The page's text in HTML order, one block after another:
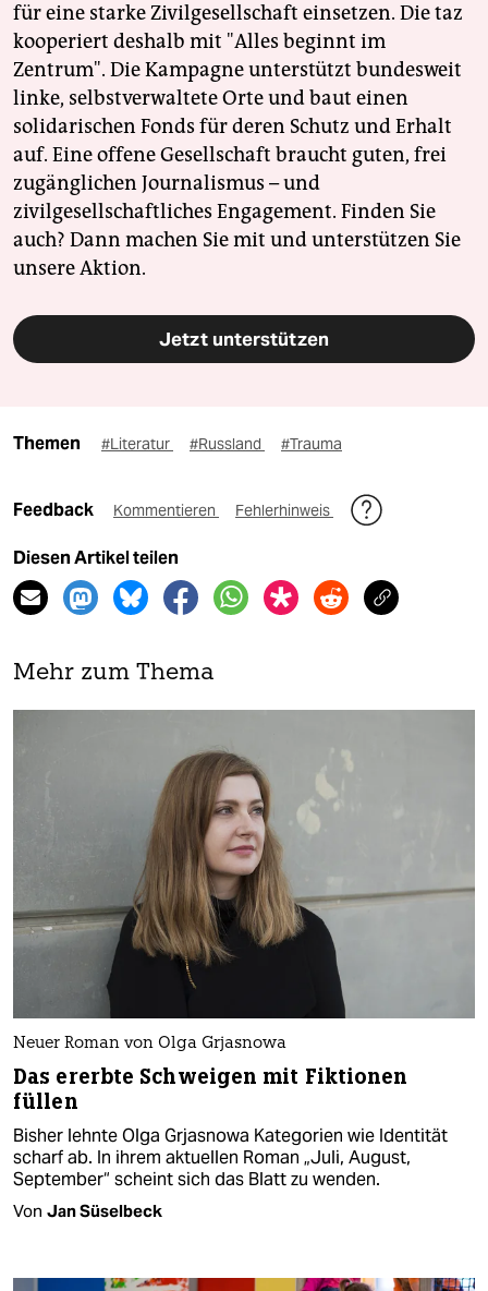
für eine starke Zivilgesellschaft einsetzen. Die taz
kooperiert deshalb mit "Alles beginnt im
Zentrum". Die Kampagne unterstützt bundesweit
linke, selbstverwaltete Orte und baut einen
solidarischen Fonds für deren Schutz und Erhalt
auf. Eine offene Gesellschaft braucht guten, frei
zugänglichen Journalismus – und
zivilgesellschaftliches Engagement. Finden Sie
auch? Dann machen Sie mit und unterstützen Sie
unsere Aktion.
Jetzt unterstützen
Themen #Literatur #Russland #Trauma
Feedback Kommentieren Fehlerhinweis
Diesen Artikel teilen
Mehr zum Thema
Neuer Roman von Olga Grjasnowa
Das ererbte Schweigen mit Fiktionen
füllen
Bisher lehnte Olga Grjasnowa Kategorien wie Identität
scharf ab. In ihrem aktuellen Roman „Juli, August,
September“ scheint sich das Blatt zu wenden.
Von Jan Süselbeck